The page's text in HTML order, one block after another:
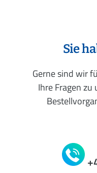
Sie
Gerne sind wir
Ihre Fragen